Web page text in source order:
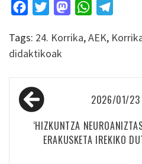
FacebookTwitterMastodonWhatsApp
Tags: 24. Korrika,AEK,
didaktikoak
Bidalketetan
zehar
nabigatu
2026/01/23
‘HIZKUNTZA
ERAKUSKETA IREKIKO